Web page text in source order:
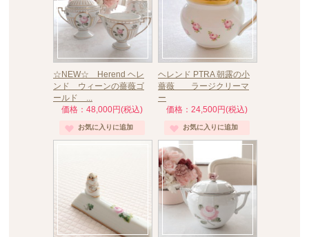
☆NEW☆ Herend ヘレ
ンド ウィーンの薔薇ゴ
ールド ...
価格：48,000円(税込)
ヘレンド PTRA 朝露の小
薔薇 ラージクリーマ
ー
価格：24,500円(税込)